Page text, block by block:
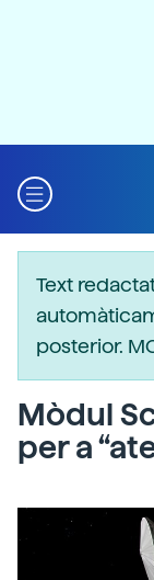
Text
posterior.
Mòdul
per a